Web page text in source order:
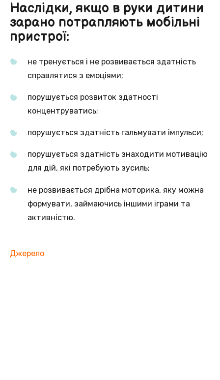
Наслідки, якщо в руки дитини
зарано потрапляють мобільні
пристрої:
не тренується і не розвивається здатність
справлятися з емоціями;
порушується розвиток здатності
концентруватись;
порушується здатність гальмувати імпульси;
порушується здатність знаходити мотивацію
для дій, які потребують зусиль;
не розвивається дрібна моторика, яку можна
формувати, займаючись іншими іграми та
активністю.
Джерело